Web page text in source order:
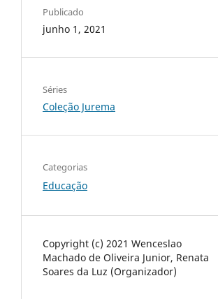
Publicado
junho 1, 2021
Séries
Coleção Jurema
Categorias
Educação
Copyright (c) 2021 Wenceslao
Machado de Oliveira Junior, Renata
Soares da Luz (Organizador)